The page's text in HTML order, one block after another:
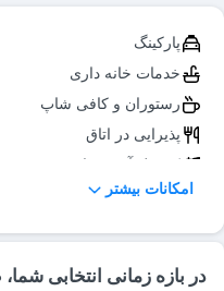
پارکینگ
خدمات خانه داری
رستوران و کافی شاپ
پذیرایی در اتاق
رمپ
امکانات بیشتر
در بازه زمانی انتخابی